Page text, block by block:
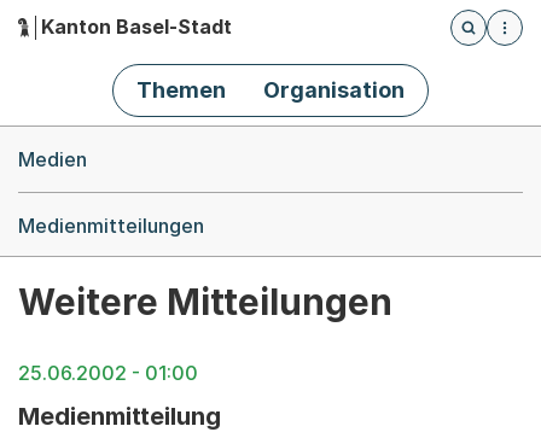
Hauptnavigation
Kanton Basel-Stadt
Öffnet
Themen Organisation
Medien
Medienmitteilungen
Weitere Mitteilungen
25.06.2002 - 01:00
Medienmitteilung